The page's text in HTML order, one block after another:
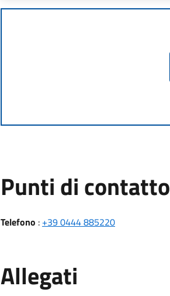
Punti di contatto
Telefono : +39 0444 885220
Allegati